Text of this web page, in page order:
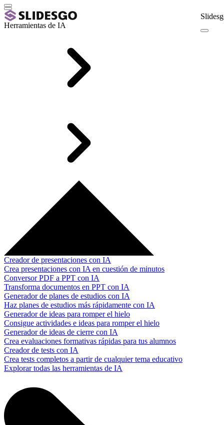
Herramientas de IA
Creador de presentaciones con IA
Crea presentaciones con IA en cuestión de minutos
Conversor PDF a PPT con IA
Transforma documentos en PPT con IA
Generador de planes de estudios con IA
Haz planes de estudios más rápidamente con IA
Generador de ideas para romper el hielo
Consigue actividades e ideas para romper el hielo
Generador de ideas de cierre con IA
Crea evaluaciones formativas rápidas para tus alumnos
Creador de tests con IA
Crea tests completos a partir de cualquier tema educativo
Explorar todas las herramientas de IA